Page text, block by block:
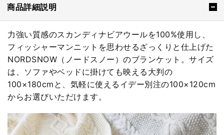
商品詳細説明
力強い質感のスカンディナビアウールを100%使用し、
フィッシャーマンニットを思わせるざっくりと仕上げた
NORDSNOW（ノードスノー）のブランケット。サイズ
は、ソファやベッドに掛けても映える大判の
100×180cmと、気軽に使えるイデー別注の100×120cm
からお選びいただけます。